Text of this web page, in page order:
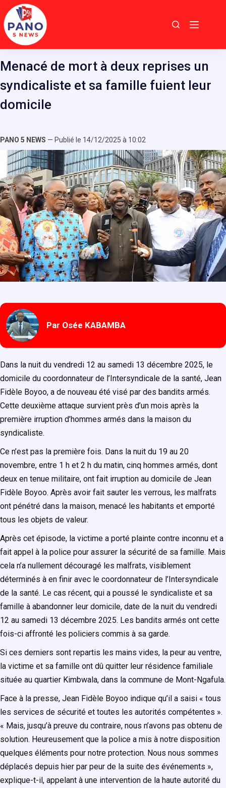
Passer
au
contenu
Menacé de mort à deux reprises un
syndicaliste et sa famille fuient leur
domicile
PANO 5 NEWS — Publié le 14/12/2025 à 10:02
Par Osée KABAMBA
Dans la nuit du vendredi 12 au samedi 13 décembre 2025, le
domicile du coordonnateur de l’Intersyndicale de la santé, Jean
Fidèle Boyoo, a de nouveau été visé par des bandits armés.
Cette deuxième attaque survient près d’un mois après la
première irruption d’hommes armés dans la maison du
syndicaliste.
Ce n’est pas la première fois. Dans la nuit du 19 au 20
novembre, entre 1 h et 2 h du matin, cinq hommes armés, dont
deux en tenue militaire, ont fait irruption au domicile de Jean
Fidèle Boyoo. Après avoir fait sauter les verrous, les malfrats
ont pénétré dans la maison, menacé les habitants et emporté
tous les objets de valeur.
Après cet épisode, la victime a porté plainte contre inconnu et a
fait appel à la police pour assurer la sécurité de sa famille. Mais
cela n’a nullement découragé les malfrats, visiblement
déterminés à en finir avec le coordonnateur de l’Intersyndicale
de la santé. Le cas récent, qui a poussé le syndicaliste et sa
famille à abandonner leur domicile, date de la nuit du vendredi
12 au samedi 13 décembre 2025. Les bandits armés ont cette
fois-ci affronté les policiers commis à sa garde.
Si ces derniers sont repartis les mains vides, la peur au ventre,
la victime et sa famille ont dû quitter leur résidence familiale
située au quartier Kimbwala, dans la commune de Mont-Ngafula.
Face à la presse, Jean Fidèle Boyoo indique qu’il a saisi « tous
les services de sécurité et toutes les autorités compétentes ».
« Mais, jusqu’à preuve du contraire, nous n’avons pas obtenu de
solution. Heureusement que la police a mis à notre disposition
quelques éléments pour notre protection. Nous nous sommes
déplacés depuis hier par peur de la suite des événements »,
explique-t-il, appelant à une intervention de la haute autorité du